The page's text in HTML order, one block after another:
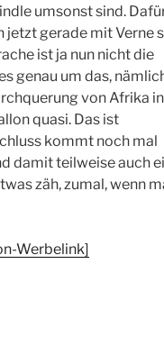
umsonst sind.
jetzt gerade mit Verne
ist ja nun nicht die
genau um das,
von Afrika in
quasi. Das ist
kommt noch mal
damit teilweise auch
zäh, zumal, wenn
Werbelink]